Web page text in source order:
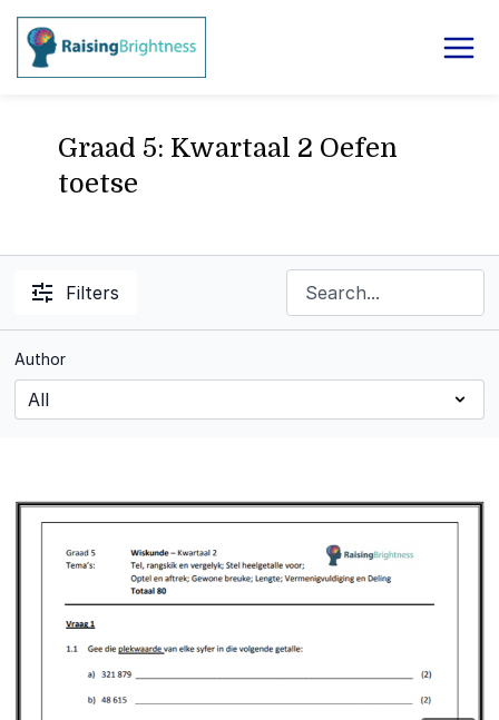
Graad 5: Kwartaal 2 Oefen
toetse
Filters
Author